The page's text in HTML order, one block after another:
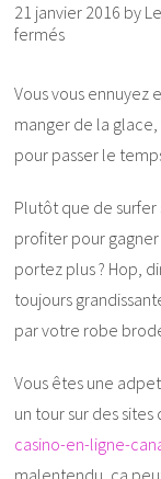
21 janvier 2016 by
fermés
Vous vous ennuyez
manger de la
pour passer le
Plutôt que de surfer
profiter pour gagner
portez plus ? Hop,
toujours
par votre robe
Vous êtes une
un tour sur des sites
casino-en-ligne-